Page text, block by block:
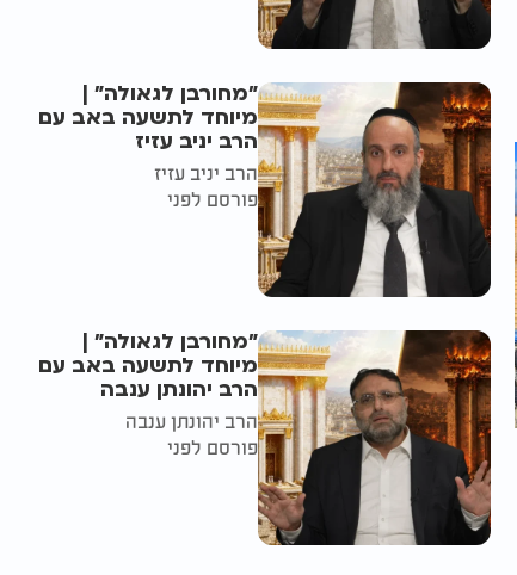
"מחורבן לגאולה" |
מיוחד לתשעה באב עם
הרב יניב עזיז
הרב יניב עזיז
פורסם לפני
"מחורבן לגאולה" |
מיוחד לתשעה באב עם
הרב יהונתן ענבה
הרב יהונתן ענבה
פורסם לפני